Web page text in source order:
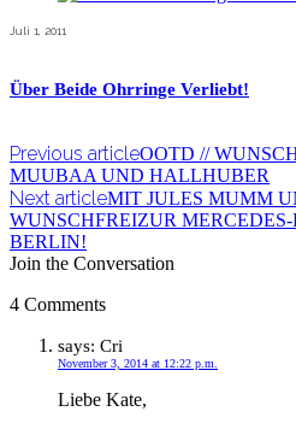
Juli 1, 2011
Über Beide Ohrringe Verliebt!
Previous articleOOTD //
MUUBAA UND HALLHUBER
Next articleMIT JULES MUMM
WUNSCHFREIZUR
BERLIN!
Join the Conversation
4 Comments
says: Cri
November 3, 2014 at 12:22 p.m.
Liebe Kate,